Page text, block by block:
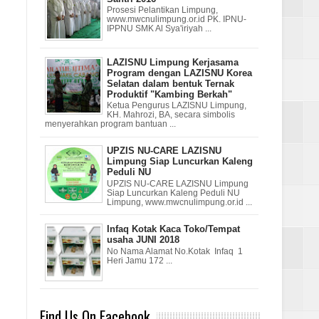
Prosesi Pelantikan Limpung,
www.mwcnulimpung.or.id PK. IPNU-
IPPNU SMK Al Sya'iriyah ...
LAZISNU Limpung Kerjasama
Program dengan LAZISNU Korea
Selatan dalam bentuk Ternak
Produktif "Kambing Berkah"
Ketua Pengurus LAZISNU Limpung,
KH. Mahrozi, BA, secara simbolis
menyerahkan program bantuan ...
UPZIS NU-CARE LAZISNU
Limpung Siap Luncurkan Kaleng
Peduli NU
UPZIS NU-CARE LAZISNU Limpung
Siap Luncurkan Kaleng Peduli NU
Limpung, www.mwcnulimpung.or.id ...
Infaq Kotak Kaca Toko/Tempat
usaha JUNI 2018
No Nama Alamat No.Kotak Infaq 1
Heri Jamu 172 ...